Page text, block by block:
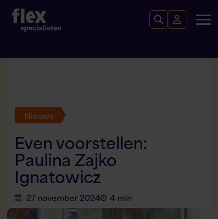
Nieuws
Even voorstellen:
Paulina Zajko
Ignatowicz
27 november 2024 4 min